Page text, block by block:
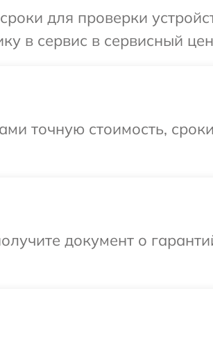
для проверки
в сервис в сервисный
точную стоимость,
документ о